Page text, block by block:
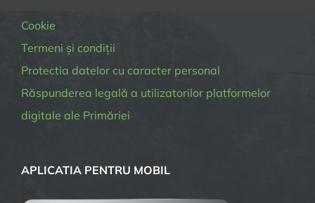
Cookie
Termeni și condiții
Protectia datelor cu caracter personal
Răspunderea legală a utilizatorilor platformelor
digitale ale Primăriei
APLICATIA PENTRU MOBIL